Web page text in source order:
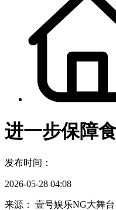
进一步保障
发布时间：
2026-05-28 04:08
来源： 壹号娱乐NG大舞台